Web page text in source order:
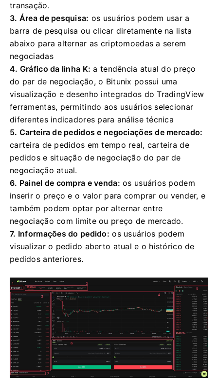
transação.
3. Área de pesquisa: os usuários podem usar a
barra de pesquisa ou clicar diretamente na lista
abaixo para alternar as criptomoedas a serem
negociadas
4. Gráfico da linha K: a tendência atual do preço
do par de negociação, o Bitunix possui uma
visualização e desenho integrados do TradingView
ferramentas, permitindo aos usuários selecionar
diferentes indicadores para análise técnica
5. Carteira de pedidos e negociações de mercado:
carteira de pedidos em tempo real, carteira de
pedidos e situação de negociação do par de
negociação atual.
6. Painel de compra e venda: os usuários podem
inserir o preço e o valor para comprar ou vender, e
também podem optar por alternar entre
negociação com limite ou preço de mercado.
7. Informações do pedido: os usuários podem
visualizar o pedido aberto atual e o histórico de
pedidos anteriores.